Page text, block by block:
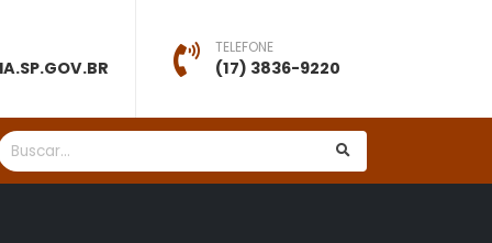
TELEFONE
(17) 3836-9220